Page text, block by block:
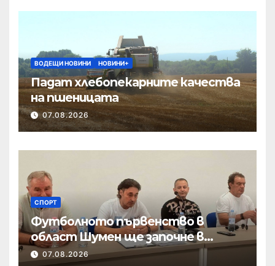
ВОДЕЩИ НОВИНИ НОВИНИ+
Падат хлебопекарните качества
на пшеницата
07.08.2026
СПОРТ
Футболното първенство в
област Шумен ще започне в
началото на септември
07.08.2026